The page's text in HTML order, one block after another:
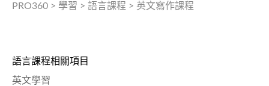
PRO360 > 學習 > 語言課程 > 英文寫作課程
語言課程相關項目
英文學習